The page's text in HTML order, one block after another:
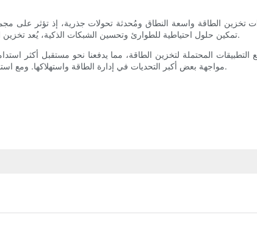
تخزين الطاقة واسعة النطاق ومُحدثة تحولات جذرية، إذ تؤثر
تمكين حلول احتياطية للطوارئ وتحسين الشبكات الذكية، يُعد تخزين الطاقة جوهر مشهد الطاقة الحديث. ويؤكد دوره في إحداث ثورة في إدارة الطاقة الصناعية على تنوعه وأهميته.
التطبيقات المحتملة لتخزين الطاقة، مما يدفعنا نحو مستقبل
مواجهة بعض أكبر التحديات في إدارة الطاقة واستهلاكها. ومع استمرار الابتكار والتبني، من المتوقع أن يلعب تخزين الطاقة دورًا أكثر أهمية في تشكيل أنظمة الطاقة المستقبلية.